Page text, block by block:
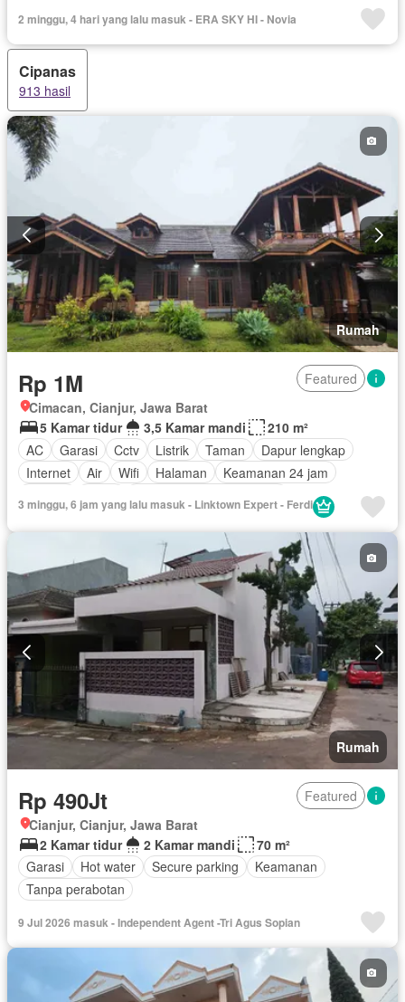
2 minggu, 4 hari yang lalu masuk - ERA SKY HI - Novia
Cipanas
913 hasil
Rumah
Rp 1M
Featured
Cimacan, Cianjur, Jawa Barat
5 Kamar tidur
3,5 Kamar mandi
210 m²
AC
Garasi Cctv Listrik Taman
Dapur lengkap
Internet
Air Wifi Halaman
Keamanan 24 jam
Lemari pakaian bawaan
Berperabot lengkap
3 minggu, 6 jam yang lalu masuk - Linktown Expert - Ferdi
Rumah
Rp 490Jt
Featured
Cianjur, Cianjur, Jawa Barat
2 Kamar tidur
2 Kamar mandi
70 m²
Garasi
Hot water Secure parking
Keamanan
Tanpa perabotan
9 Jul 2026 masuk - Independent Agent -Tri Agus Sopian